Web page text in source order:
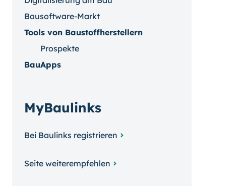
Bausoftware-Markt
Tools von Baustoffherstellern
Prospekte
BauApps
MyBaulinks
Bei Baulinks registrieren
Seite weiterempfehlen